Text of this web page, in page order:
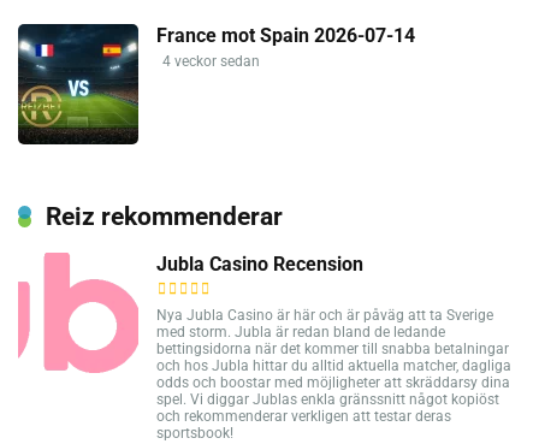
France mot Spain 2026-07-14
4 veckor sedan
Reiz rekommenderar
Jubla Casino Recension
Nya Jubla Casino är här och är påväg att ta Sverige
med storm. Jubla är redan bland de ledande
bettingsidorna när det kommer till snabba betalningar
och hos Jubla hittar du alltid aktuella matcher, dagliga
odds och boostar med möjligheter att skräddarsy dina
spel. Vi diggar Jublas enkla gränssnitt något kopiöst
och rekommenderar verkligen att testar deras
sportsbook!